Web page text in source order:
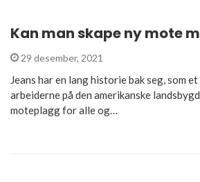
Kan man skape ny mote
29 desember, 2021
Jeans har en lang historie bak seg, som
arbeiderne på den amerikanske
moteplagg for alle og…